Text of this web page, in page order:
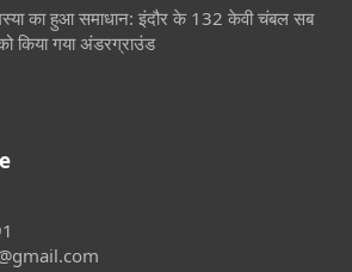
का हुआ समाधान: इंदौर के 132 केवी चंबल सब
किया गया अंडरग्राउंड